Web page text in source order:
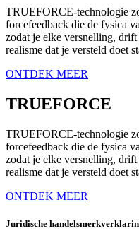
TRUEFORCE-technologie
forcefeedback die de fysica
zodat je elke versnelling,
realisme dat je versteld doet
ONTDEK MEER
TRUEFORCE
TRUEFORCE-technologie
forcefeedback die de fysica
zodat je elke versnelling,
realisme dat je versteld doet
ONTDEK MEER
Juridische